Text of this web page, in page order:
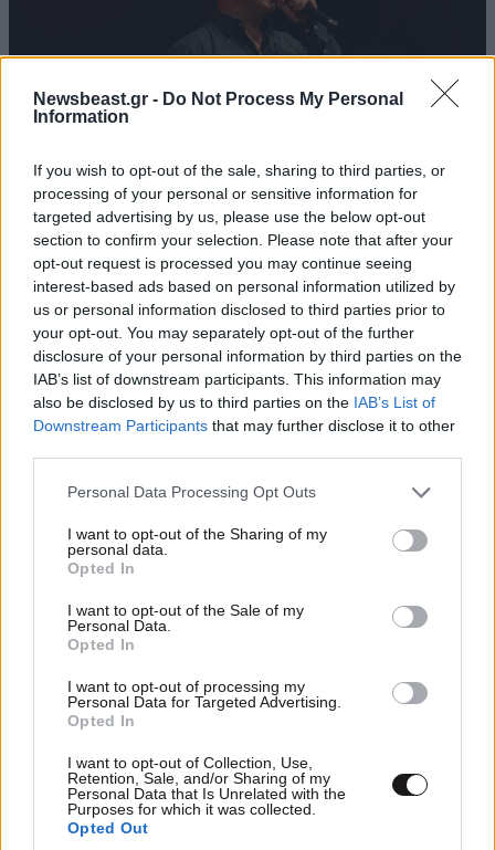
Newsbeast.gr - Do Not Process My Personal
Information
If you wish to opt-out of the sale, sharing to third parties, or
processing of your personal or sensitive information for
targeted advertising by us, please use the below opt-out
section to confirm your selection. Please note that after your
opt-out request is processed you may continue seeing
interest-based ads based on personal information utilized by
us or personal information disclosed to third parties prior to
your opt-out. You may separately opt-out of the further
disclosure of your personal information by third parties on the
IAB’s list of downstream participants. This information may
also be disclosed by us to third parties on the IAB’s List of
Downstream Participants that may further disclose it to other
Please note that this website/app uses one or more Google
not limited to your visit or usage behaviour. You may click to
grant or deny consent to Google and its third-party tags to
use your data for below specified purposes in below Google
consent section.
Personal Data Processing Opt Outs
I want to opt-out of the Sharing of my
personal data.
Opted In
I want to opt-out of the Sale of my
Personal Data.
Opted In
I want to opt-out of processing my
Personal Data for Targeted Advertising.
Opted In
I want to opt-out of Collection, Use,
Retention, Sale, and/or Sharing of my
Personal Data that Is Unrelated with the
Purposes for which it was collected.
Opted Out
Κώστας Τριανταφυλλίδης: Η μουσική
παράσταση «Ένα όνειρο, μια ιστορία» στο
Βεάκειο Θέατρο Πειραιά
Πεινάς και εσύ μετά το ξενύχτι; 5 καντίνες στην
Αθήνα που δεν απογοητεύουν ποτέ